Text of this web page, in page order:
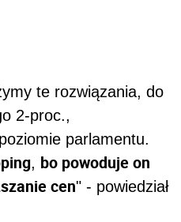
te rozwiązania, do
2-proc.,
parlamentu.
, bo powoduje on
cen" - powiedział